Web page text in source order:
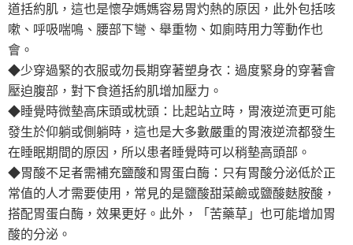
道括約肌，這也是懷孕媽媽容易胃灼熱的原因，此外包括咳
嗽、呼吸喘鳴、腰部下彎、舉重物、如廁時用力等動作也
會。
◆少穿過緊的衣服或勿長期穿著塑身衣：過度緊身的穿著會
壓迫腹部，對下食道括約肌增加壓力。
◆睡覺時微墊高床頭或枕頭：比起站立時，胃液逆流更可能
發生於仰躺或側躺時，這也是大多數嚴重的胃液逆流都發生
在睡眠期間的原因，所以患者睡覺時可以稍墊高頭部。
◆胃酸不足者需補充鹽酸和胃蛋白酶：只有胃酸分泌低於正
常值的人才需要使用，常見的是鹽酸甜菜鹼或鹽酸麩胺酸，
搭配胃蛋白酶，效果更好。此外，「苦藥草」也可能增加胃
酸的分泌。